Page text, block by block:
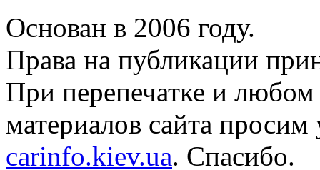
Основан в 2006 году.
Права на публикации
При перепечатке и
материалов сайта просим
carinfo.kiev.ua. Спасибо.